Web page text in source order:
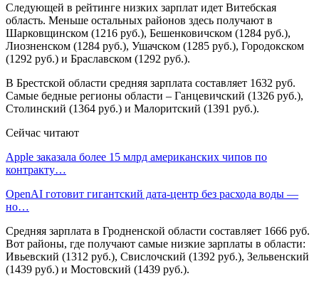
Следующей в рейтинге низких зарплат идет Витебская
область. Меньше остальных районов здесь получают в
Шарковщинском (1216 руб.), Бешенковичском (1284 руб.),
Лиозненском (1284 руб.), Ушачском (1285 руб.), Городокском
(1292 руб.) и Браславском (1292 руб.).
В Брестской области средняя зарплата составляет 1632 руб.
Самые бедные регионы области – Ганцевичский (1326 руб.),
Столинский (1364 руб.) и Малоритский (1391 руб.).
Сейчас читают
Apple заказала более 15 млрд американских чипов по
контракту…
OpenAI готовит гигантский дата-центр без расхода воды —
но…
Средняя зарплата в Гродненской области составляет 1666 руб.
Вот районы, где получают самые низкие зарплаты в области:
Ивьевский (1312 руб.), Свислочский (1392 руб.), Зельвенский
(1439 руб.) и Мостовский (1439 руб.).